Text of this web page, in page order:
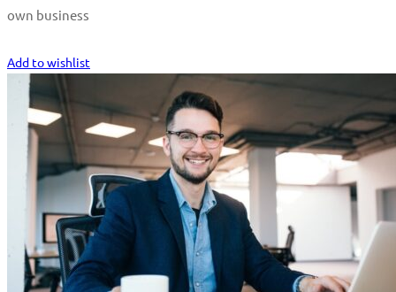
own business
Add to wishlist